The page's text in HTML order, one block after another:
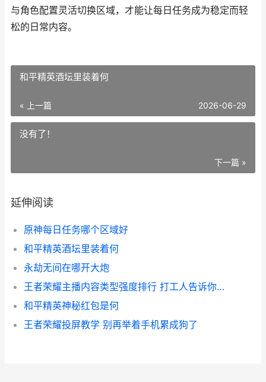
与角色配置灵活切换区域，才能让每日任务成为稳定而轻
松的日常内容。
和平精英酒坛里装着何
« 上一篇 2026-06-29
没有了！
下一篇 »
延伸阅读
原神每日任务哪个区域好
和平精英酒坛里装着何
永劫无间在哪开大炮
王者荣耀主播内容类型强度排行 打工人告诉你哪种最容易火
和平精英神秘红包是何
王者荣耀投屏教学 别再举着手机累成狗了